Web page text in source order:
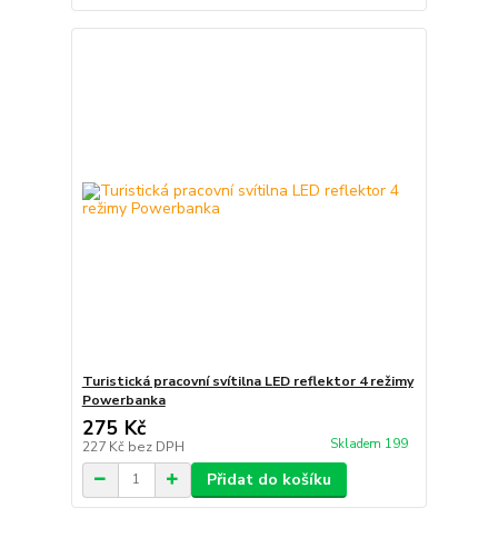
Turistická pracovní svítilna LED reflektor 4 režimy
Powerbanka
275 Kč
227 Kč bez DPH Skladem 199
Přidat do košíku